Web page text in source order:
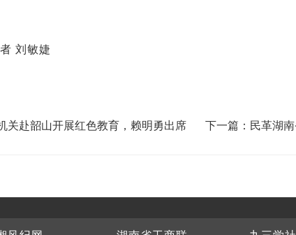
刘敏婕
关赴韶山开展红色教育，赖明勇出席
下一篇：民革湖